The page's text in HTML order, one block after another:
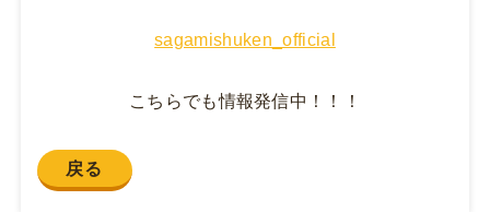
sagamishuken_official
こちらでも情報発信中！！！
戻る